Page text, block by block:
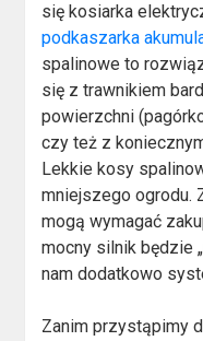
się kosiarka
podkaszarka
spalinowe to
się z trawnikiem
powierzchni
czy też z
Lekkie kosy
mniejszego ogrodu.
mogą wymagać
mocny silnik będzie
nam dodatkowo
Zanim przystąpimy